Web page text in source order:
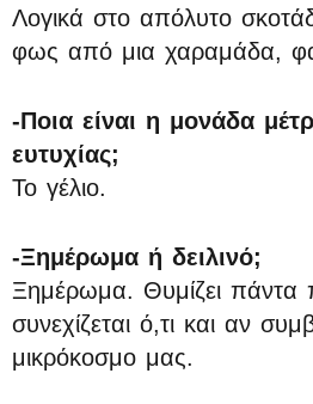
Λογικά στο απόλυτο
φως από μια χαραμάδα,
-Ποια είναι η μονάδα
ευτυχίας;
Το γέλιο.
-Ξημέρωμα ή δειλινό;
Ξημέρωμα. Θυμίζει
συνεχίζεται ό,τι και αν
μικρόκοσμο μας.